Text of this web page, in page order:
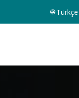
Türkçe